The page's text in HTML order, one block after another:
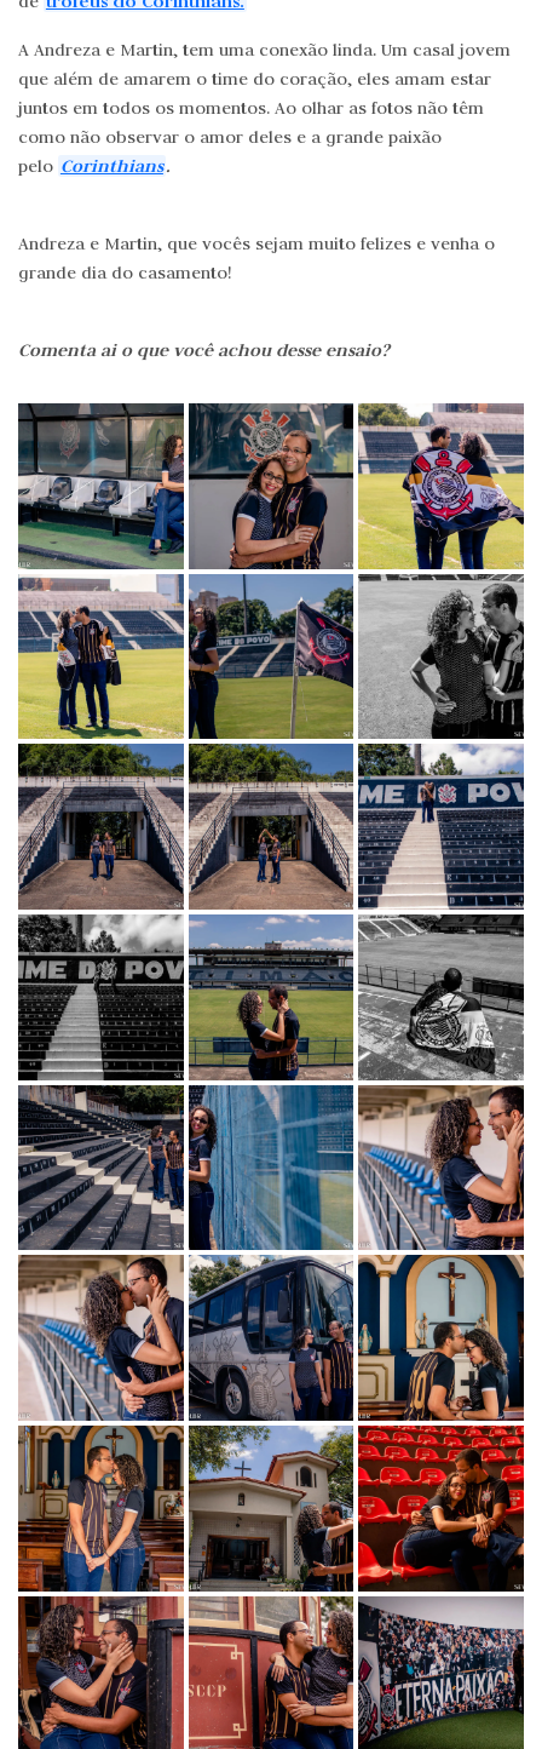
A Andreza e Martin, tem uma conexão linda. Um casal jovem
que além de amarem o time do coração, eles amam estar
juntos em todos os momentos. Ao olhar as fotos não têm
como não observar o amor deles e a grande paixão
pelo Corinthians.
Andreza e Martin, que vocês sejam muito felizes e venha o
grande dia do casamento!
Comenta ai o que você achou desse ensaio?